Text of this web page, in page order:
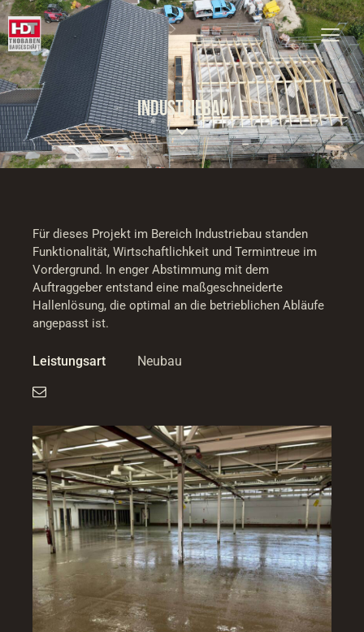
INDUSTRIEBAU
Für dieses Projekt im Bereich Industriebau standen
Funktionalität, Wirtschaftlichkeit und Termintreue im
Vordergrund. In enger Abstimmung mit dem
Auftraggeber entstand eine maßgeschneiderte
Hallenlösung, die optimal an die betrieblichen Abläufe
angepasst ist.
Leistungsart Neubau